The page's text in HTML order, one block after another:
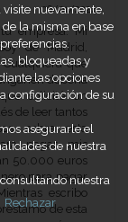
06/01/2024
empresa. Mi
de Madrid,
que
debería
solicité un
de leer tantos
sobre esta
pagar mis
50.000 euros
para pagar
escribo
de esta
nuevamente,
la misma en base
bloqueadas y
las opciones
configuración de su
asegurarle el
de nuestra
nuestra
Rechazar